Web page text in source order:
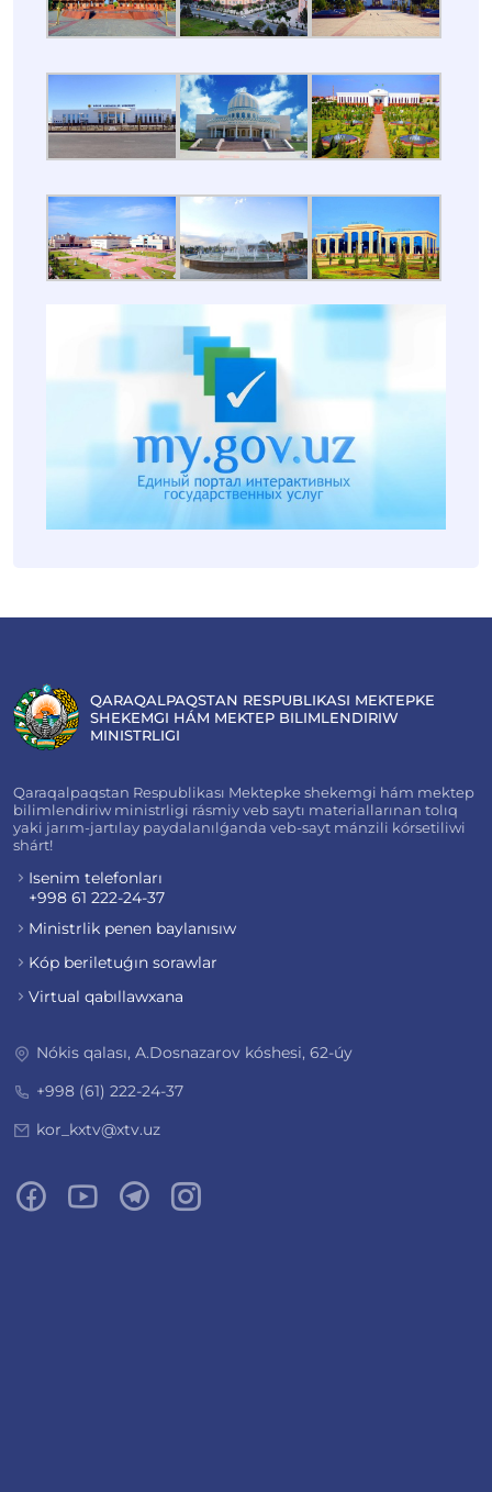
QARAQALPAQSTAN RESPUBLIKASI MEKTEPKE
SHEKEMGI HÁM MEKTEP BILIMLENDIRIW
MINISTRLIGI
Qaraqalpaqstan Respublikası Mektepke shekemgi hám mektep
bilimlendiriw ministrligi rásmiy veb saytı materiallarınan tolıq
yaki jarım-jartılay paydalanılǵanda veb-sayt mánzili kórsetiliwi
shárt!
Isenim telefonları
+998 61 222-24-37
Ministrlik penen baylanısıw
Kóp beriletuǵın sorawlar
Virtual qabıllawxana
Nókis qalası, A.Dosnazarov kóshesi, 62-úy
+998 (61) 222-24-37
kor_kxtv@xtv.uz